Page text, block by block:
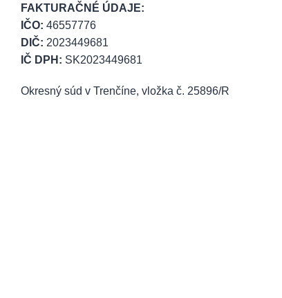
FAKTURAČNÉ ÚDAJE:
IČO: 46557776
DIČ: 2023449681
IČ DPH: SK2023449681
Okresný súd v Trenčíne, vložka č. 25896/R